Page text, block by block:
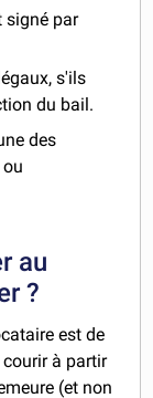
signé par
s'ils
du bail.
des
au
?
est de
courir à partir
(et non